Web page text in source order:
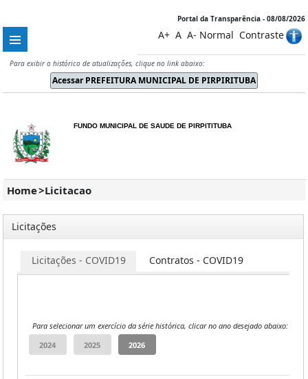
Portal da Transparência - 08/08/2026
A+ A A- Normal Contraste
Para exibir o histórico de atualizações, clique no link abaixo:
FUNDO MUNICIPAL DE SAUDE DE PIRPITITUBA
Home>Licitacao
Licitações
Licitações - COVID19 Contratos - COVID19
Para selecionar um exercício da série histórica, clicar no ano desejado abaixo: